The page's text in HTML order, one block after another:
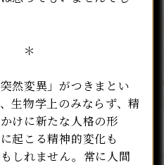
＊
然変異」がつきまとい
生物学上のみならず、精
けに新たな人格の形
起こる精神的変化も
しれません。常に人間